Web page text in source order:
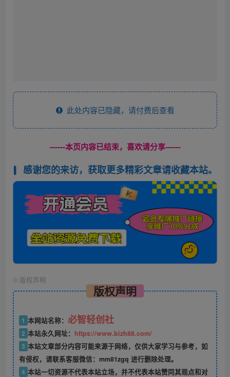
此处内容已隐藏，请付费后查看
------本页内容已结束，喜欢请分享------
感谢您的来访，获取更多精彩文章请收藏本站。
© 版权声明
版权声明
1 本网站名称： 必智轻创社
2 本站永久网址： https://www.bizh88.com/
3 本站文章部分内容可能来源于网络，仅供大家学习与参考，如
有侵权，请联系客服微信：mm81zgq 进行删除处理。
4 本站一切资源不代表本站立场，并不代表本站赞同其观点和对